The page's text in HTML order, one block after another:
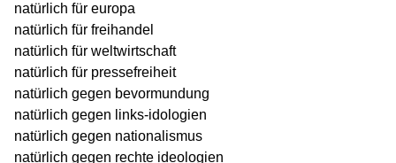
natürlich für europa
natürlich für freihandel
natürlich für weltwirtschaft
natürlich für pressefreiheit
natürlich gegen bevormundung
natürlich gegen links-idologien
natürlich gegen nationalismus
natürlich gegen rechte ideologien